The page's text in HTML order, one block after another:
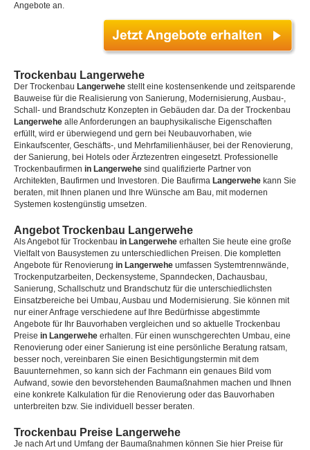
Angebote an.
Trockenbau Langerwehe
Der Trockenbau Langerwehe stellt eine kostensenkende und zeitsparende
Bauweise für die Realisierung von Sanierung, Modernisierung, Ausbau-,
Schall- und Brandschutz Konzepten in Gebäuden dar. Da der Trockenbau
Langerwehe alle Anforderungen an bauphysikalische Eigenschaften
erfüllt, wird er überwiegend und gern bei Neubauvorhaben, wie
Einkaufscenter, Geschäfts-, und Mehrfamilienhäuser, bei der Renovierung,
der Sanierung, bei Hotels oder Ärztezentren eingesetzt. Professionelle
Trockenbaufirmen in Langerwehe sind qualifizierte Partner von
Architekten, Baufirmen und Investoren. Die Baufirma Langerwehe kann Sie
beraten, mit Ihnen planen und Ihre Wünsche am Bau, mit modernen
Systemen kostengünstig umsetzen.
Angebot Trockenbau Langerwehe
Als Angebot für Trockenbau in Langerwehe erhalten Sie heute eine große
Vielfalt von Bausystemen zu unterschiedlichen Preisen. Die kompletten
Angebote für Renovierung in Langerwehe umfassen Systemtrennwände,
Trockenputzarbeiten, Deckensysteme, Spanndecken, Dachausbau,
Sanierung, Schallschutz und Brandschutz für die unterschiedlichsten
Einsatzbereiche bei Umbau, Ausbau und Modernisierung. Sie können mit
nur einer Anfrage verschiedene auf Ihre Bedürfnisse abgestimmte
Angebote für Ihr Bauvorhaben vergleichen und so aktuelle Trockenbau
Preise in Langerwehe erhalten. Für einen wunschgerechten Umbau, eine
Renovierung oder einer Sanierung ist eine persönliche Beratung ratsam,
besser noch, vereinbaren Sie einen Besichtigungstermin mit dem
Bauunternehmen, so kann sich der Fachmann ein genaues Bild vom
Aufwand, sowie den bevorstehenden Baumaßnahmen machen und Ihnen
eine konkrete Kalkulation für die Renovierung oder das Bauvorhaben
unterbreiten bzw. Sie individuell besser beraten.
Trockenbau Preise Langerwehe
Je nach Art und Umfang der Baumaßnahmen können Sie hier Preise für